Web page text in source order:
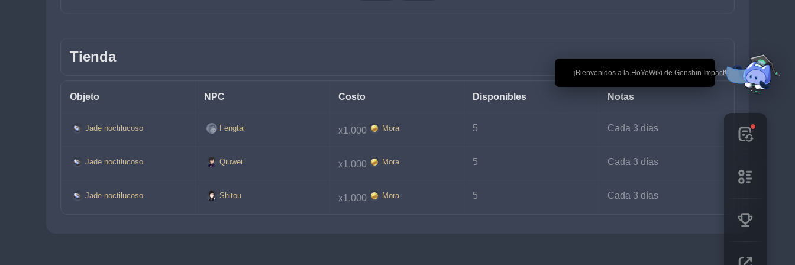
🎉 ¡Bienvenidos a la HoYoWiki de Genshin Impact!
Tienda
Objeto NPC Costo Disponibles Notas
Jade noctilucoso Fengtai x1.000 Mora 5 Cada 3 días
Jade noctilucoso Qiuwei x1.000 Mora 5 Cada 3 días
Jade noctilucoso Shitou x1.000 Mora 5 Cada 3 días